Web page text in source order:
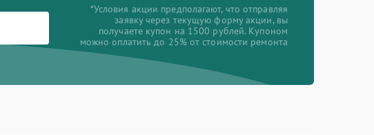
*Условия акции предполагают, что отправляя
заявку через текущую форму акции, вы
получаете купон на 1500 рублей. Купоном
можно оплатить до 25% от стоимости ремонта